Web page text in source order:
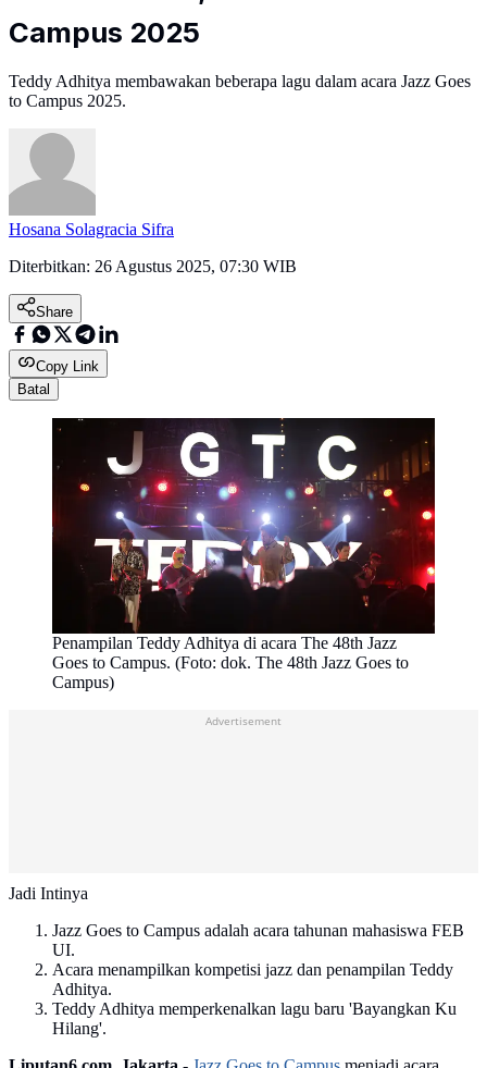
Campus 2025
Teddy Adhitya membawakan beberapa lagu dalam acara Jazz Goes
to Campus 2025.
Hosana Solagracia Sifra
Diterbitkan: 26 Agustus 2025, 07:30 WIB
Share
Copy Link
Batal
Penampilan Teddy Adhitya di acara The 48th Jazz
Goes to Campus. (Foto: dok. The 48th Jazz Goes to
Campus)
Advertisement
Jadi Intinya
Jazz Goes to Campus adalah acara tahunan mahasiswa FEB
UI.
Acara menampilkan kompetisi jazz dan penampilan Teddy
Adhitya.
Teddy Adhitya memperkenalkan lagu baru 'Bayangkan Ku
Hilang'.